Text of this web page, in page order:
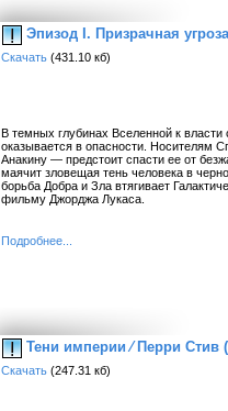
Эпизод I. Призрачная
Скачать (431.10 кб)
В темных глубинах Вселенной к
оказывается в опасности. Носителям
Анакину — предстоит спасти ее от
маячит зловещая тень человека в
борьба Добра и Зла втягивает
фильму Джорджа Лукаса.
Подробнее...
Тени империи ⁄ Перри
Скачать (247.31 кб)